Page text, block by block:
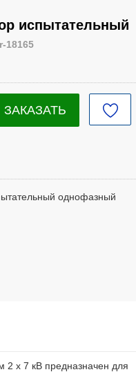
испытательный
18165
ЗАКАЗАТЬ
однофазный
х 7 кВ предназначен для